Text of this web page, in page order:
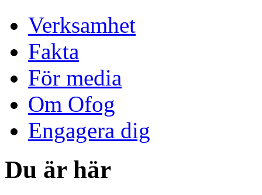
Verksamhet
Fakta
För media
Om Ofog
Engagera dig
Du är här